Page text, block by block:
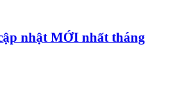
nhật MỚI nhất tháng